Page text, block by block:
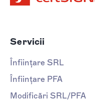
Servicii
Înființare SRL
Înființare PFA
Modificări SRL/PFA